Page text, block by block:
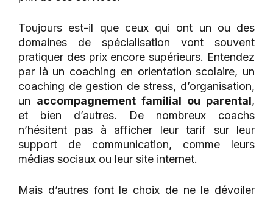
Toujours est-il que ceux qui ont un ou des
domaines de spécialisation vont souvent
pratiquer des prix encore supérieurs. Entendez
par là un coaching en orientation scolaire, un
coaching de gestion de stress, d’organisation,
un accompagnement familial ou parental,
et bien d’autres. De nombreux coachs
n’hésitent pas à afficher leur tarif sur leur
support de communication, comme leurs
médias sociaux ou leur site internet.
Mais d’autres font le choix de ne le dévoiler